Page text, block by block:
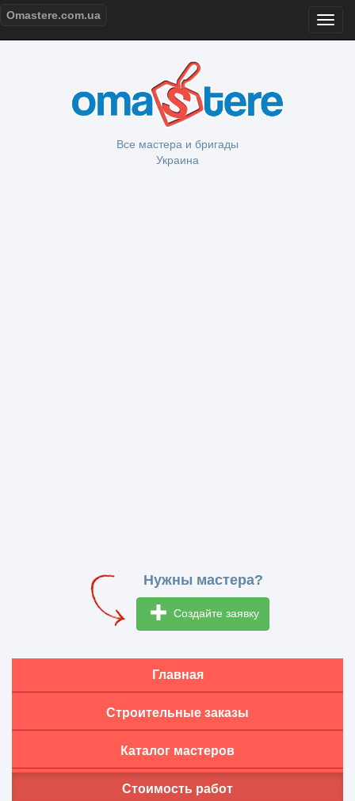
Omastere.com.ua
Все мастера и бригады
Украина
Нужны мастера?
Создайте заявку
Главная
Строительные заказы
Каталог мастеров
Стоимость работ